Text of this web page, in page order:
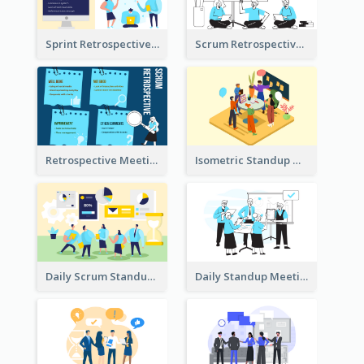
Sprint Retrospective Illustration Scrum Retrospective Meeting Illustration
Retrospective Meeting Ideas Isometric Standup Meeting Illustration
Daily Scrum Standup Meeting Illustration Daily Standup Meeting Illustration